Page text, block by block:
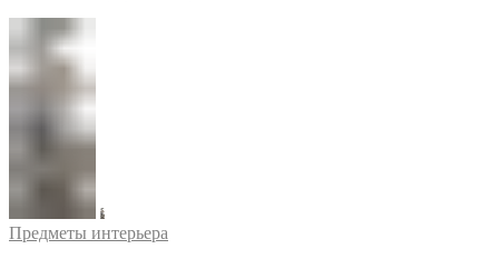
Предметы интерьера